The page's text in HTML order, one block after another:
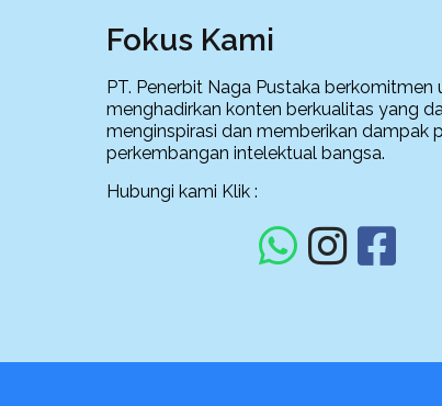
Fokus Kami
PT. Penerbit Naga Pustaka berkomitmen
menghadirkan konten berkualitas yang
menginspirasi dan memberikan dampak
perkembangan intelektual bangsa.
Hubungi kami Klik :